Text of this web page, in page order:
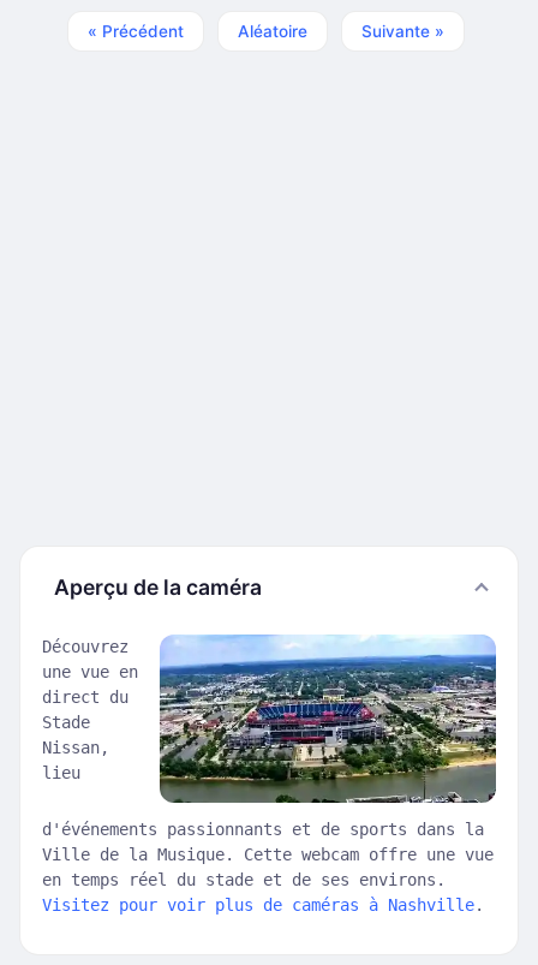
« Précédent Aléatoire Suivante »
Aperçu de la caméra
Découvrez
une vue en
direct du
Stade
Nissan,
lieu
d'événements passionnants et de sports dans la
Ville de la Musique. Cette webcam offre une vue
en temps réel du stade et de ses environs.
Visitez pour voir plus de caméras à Nashville.